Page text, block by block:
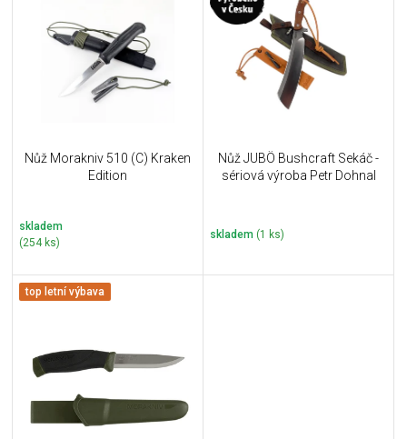
Nůž Morakniv 510 (C) Kraken
Edition
skladem
(254 ks)
Nůž JUBÖ Bushcraft Sekáč -
sériová výroba Petr Dohnal
skladem (1 ks)
top letní výbava